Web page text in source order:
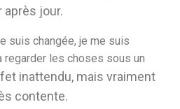
jour.
suis changée, je me suis
regarder les choses sous un
inattendu, mais vraiment
contente.